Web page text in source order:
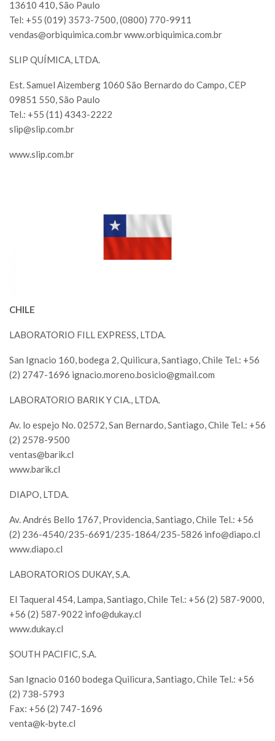
13610 410, São Paulo
Tel: +55 (019) 3573-7500, (0800) 770-9911
vendas@orbiquimica.com.brwww.orbiquimica.com.br
SLIP QUÍMICA, LTDA.
Est. Samuel Aizemberg 1060 São Bernardo do Campo, CEP
09851 550, São Paulo
Tel.: +55 (11) 4343-2222
slip@slip.com.br
www.slip.com.br
CHILE
LABORATORIO FILL EXPRESS, LTDA.
San Ignacio 160, bodega 2, Quilicura, Santiago, Chile Tel.: +56
(2) 2747-1696 ignacio.moreno.bosicio@gmail.com
LABORATORIO BARIK Y CIA., LTDA.
Av. lo espejo No. 02572, San Bernardo, Santiago, Chile Tel.: +56
(2) 2578-9500
ventas@barik.cl
www.barik.cl
DIAPO, LTDA.
Av. Andrés Bello 1767, Providencia, Santiago, Chile Tel.: +56
(2) 236-4540/235-6691/235-1864/235-5826 info@diapo.cl
www.diapo.cl
LABORATORIOS DUKAY, S.A.
El Taqueral 454, Lampa, Santiago, Chile Tel.: +56 (2) 587-9000,
+56 (2) 587-9022 info@dukay.cl
www.dukay.cl
SOUTH PACIFIC, S.A.
San Ignacio 0160 bodega Quilicura, Santiago, Chile Tel.: +56
(2) 738-5793
Fax: +56 (2) 747-1696
venta@k-byte.cl